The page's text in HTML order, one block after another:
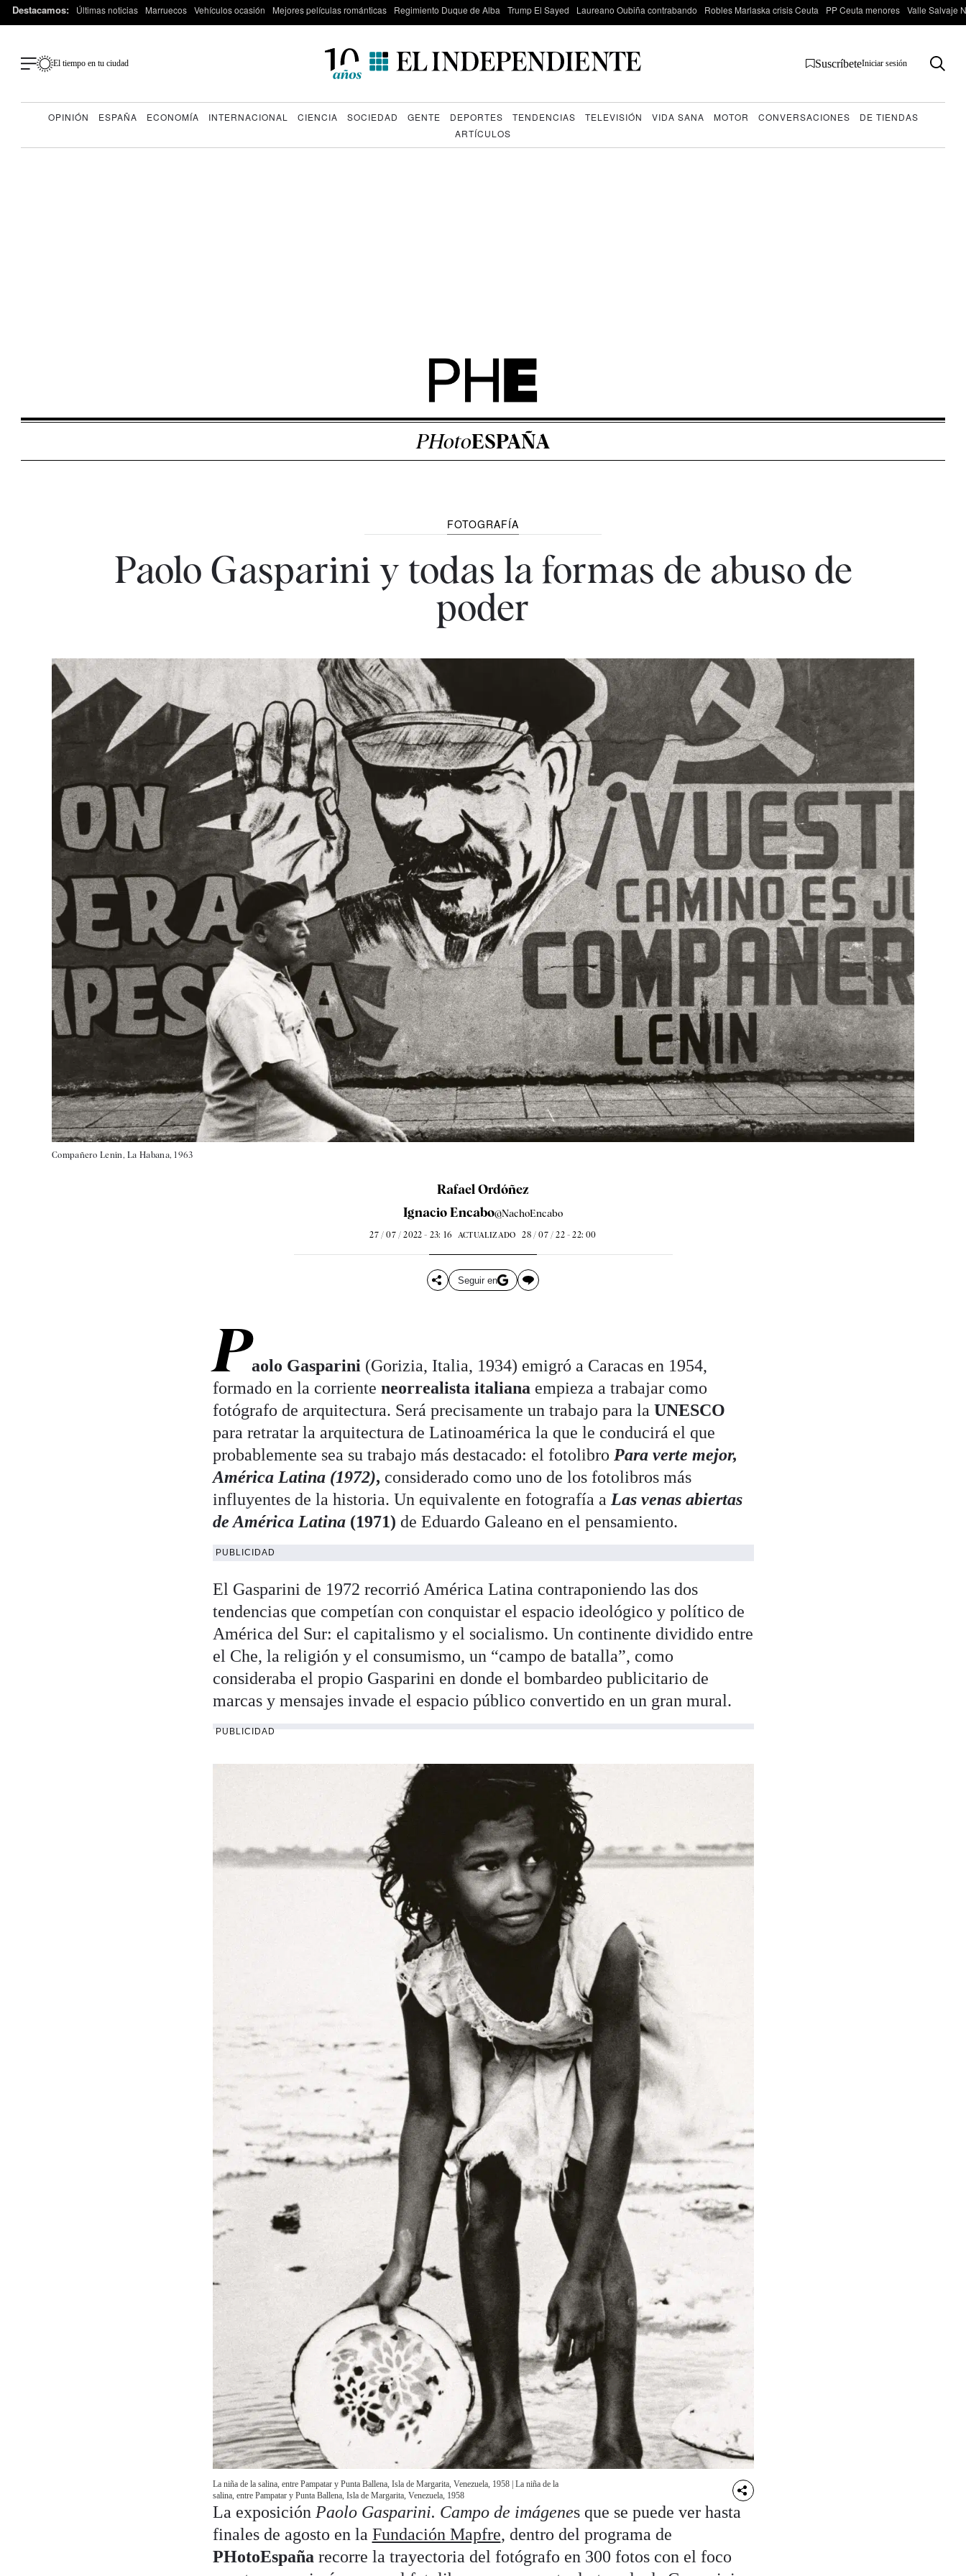
Destacamos: Últimas noticias Marruecos Vehículos ocasión Mejores películas románticas Regimiento Duque de Alba Trump El Sayed Laureano Oubiña contrabando Robles Marlaska crisis Ceuta PP Ceuta menores Valle Salvaje
El tiempo en tu ciudad SuscríbeteIniciar sesión
OPINIÓN ESPAÑA ECONOMÍA INTERNACIONAL CIENCIA SOCIEDAD GENTE DEPORTES TENDENCIAS TELEVISIÓN VIDA SANA MOTOR CONVERSACIONES
DE TIENDAS
ARTÍCULOS
PHotoESPAÑA
FOTOGRAFÍA
Paolo Gasparini y todas la formas de abuso de
poder
Compañero Lenin, La Habana, 1963
Rafael Ordóñez
Ignacio Encabo@NachoEncabo
27 / 07 / 2022 - 23: 16 ACTUALIZADO 28 / 07 / 22 - 22: 00
Seguir en
Paolo Gasparini (Gorizia, Italia, 1934) emigró a Caracas en 1954,
formado en la corriente neorrealista italiana empieza a trabajar como
fotógrafo de arquitectura. Será precisamente un trabajo para la UNESCO
para retratar la arquitectura de Latinoamérica la que le conducirá el que
probablemente sea su trabajo más destacado: el fotolibro Para verte mejor,
América Latina (1972), considerado como uno de los fotolibros más
influyentes de la historia. Un equivalente en fotografía a Las venas abiertas
de América Latina(1971) de Eduardo Galeano en el pensamiento.
PUBLICIDAD
El Gasparini de 1972 recorrió América Latina contraponiendo las dos
tendencias que competían con conquistar el espacio ideológico y político de
América del Sur: el capitalismo y el socialismo. Un continente dividido entre
el Che, la religión y el consumismo, un “campo de batalla”, como
consideraba el propio Gasparini en donde el bombardeo publicitario de
marcas y mensajes invade el espacio público convertido en un gran mural.
PUBLICIDAD
La niña de la salina, entre Pampatar y Punta Ballena, Isla de Margarita, Venezuela, 1958 | La niña de la
salina, entre Pampatar y Punta Ballena, Isla de Margarita, Venezuela, 1958
La exposición Paolo Gasparini. Campo de imágenes que se puede ver hasta
finales de agosto en la Fundación Mapfre, dentro del programa de
PHotoEspañarecorre la trayectoria del fotógrafo en 300 fotos con el foco